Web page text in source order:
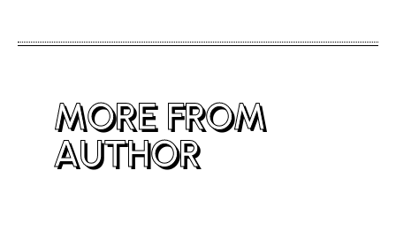
MORE FROM
AUTHOR